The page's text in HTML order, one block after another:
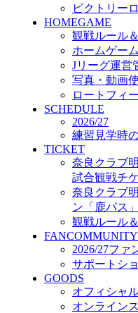
サポートシ
GOODS
オフィシャ
オンライン
ACADEMY
アカデミー
プロジェクト
コーチ&スタ
ジュニア
ジュニアユ
ユース
練習拠点（
SCHOOL
CLUB
2026/27 パー
パートナー
クラブ理念
クラブ情報
サステナビ
Web制作支援
応援プロジ
ビクトリー
HOMEGAME
観戦ルール
ホームゲー
Jリーグ運営
写真・動画
ロートフィ
SCHEDULE
2026/27
練習見学時
TICKET
奈良クラブ
試合観戦チ
奈良クラブ
ン「鹿パス」
観戦ルール
FANCOMMUNITY
2026/27ファ
サポートシ
GOODS
オフィシャ
オンライン